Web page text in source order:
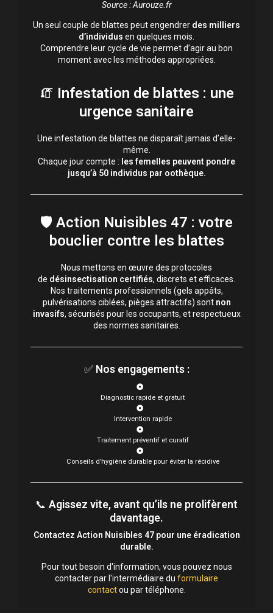
Source : Aurouze.fr
Un seul couple de blattes peut engendrer des milliers
d’individus en quelques mois.
Comprendre leur cycle de vie permet d’agir au bon
moment avec les méthodes appropriées.
🧯 Infestation de blattes : une
urgence sanitaire
Une infestation de blattes ne disparaît jamais d’elle-
même.
Chaque jour compte : les femelles peuvent pondre
jusqu’à 50 individus par oothèque.
🛡️ Action Nuisibles 47 : votre
bouclier contre les blattes
Nous mettons en œuvre des protocoles
de désinsectisation certifiés, discrets et efficaces.
Nos traitements professionnels (gels appâts,
pulvérisations ciblées, pièges attractifs) sont non
invasifs, sécurisés pour les occupants, et respectueux
des normes sanitaires.
✅ Nos engagements :
Diagnostic rapide et gratuit
Intervention rapide
Traitement préventif et curatif
Conseils d’hygiène durable pour éviter la récidive
📞 Agissez vite, avant qu’ils ne prolifèrent
davantage.
Contactez Action Nuisibles 47 pour une éradication
durable.
Pour tout besoin d'information, vous pouvez nous
contacter par l'intermédiaire du formulaire
contactou par téléphone.